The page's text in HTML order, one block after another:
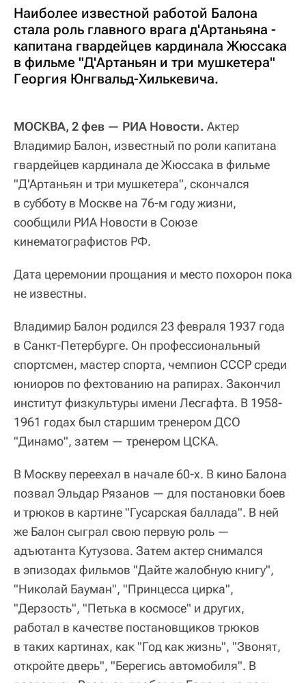
Наиболее известной работой Балона
стала роль главного врага д'Артаньяна -
капитана гвардейцев кардинала Жюссака
в фильме "Д'Артаньян и три мушкетера"
Георгия Юнгвальд-Хилькевича.
МОСКВА, 2 фев — РИА Новости. Актер
Владимир Балон, известный по роли капитана
гвардейцев кардинала де Жюссака в фильме
"Д'Артаньян и три мушкетера", скончался
в субботу в Москве на 76-м году жизни,
сообщили РИА Новости в Союзе
кинематографистов РФ.
Дата церемонии прощания и место похорон пока
не известны.
Владимир Балон родился 23 февраля 1937 года
в Санкт-Петербурге. Он профессиональный
спортсмен, мастер спорта, чемпион СССР среди
юниоров по фехтованию на рапирах. Закончил
институт физкультуры имени Лесгафта. В 1958-
1961 годах был старшим тренером ДСО
"Динамо", затем — тренером ЦСКА.
В Москву переехал в начале 60-х. В кино Балона
позвал Эльдар Рязанов — для постановки боев
и трюков в картине "Гусарская баллада". В ней
же Балон сыграл свою первую роль —
адъютанта Кутузова. Затем актер снимался
в эпизодах фильмов "Дайте жалобную книгу",
"Николай Бауман", "Принцесса цирка",
"Дерзость", "Петька в космосе" и других,
работал в качестве постановщиков трюков
в таких картинах, как "Год как жизнь", "Звонят,
откройте дверь", "Берегись автомобиля". В